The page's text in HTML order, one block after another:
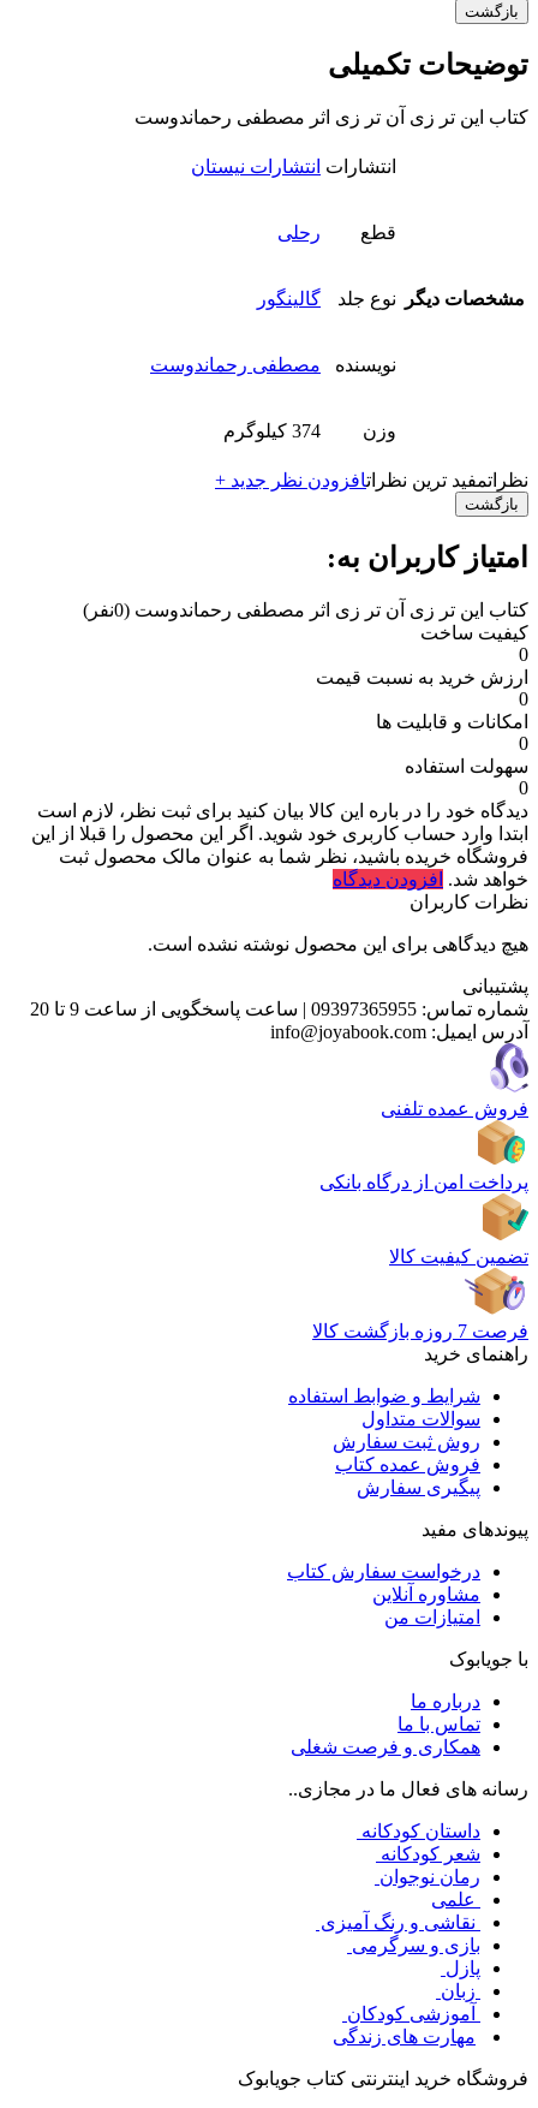
بازگشت
توضیحات تکمیلی
کتاب این تر زی آن تر زی اثر مصطفی رحماندوست
مشخصات دیگر
انتشارات انتشارات نیستان
قطع رحلی
نوع جلد گالینگور
نویسنده مصطفی رحماندوست
وزن 374 کیلوگرم
نظراتمفید ترین نظراتافزودن نظر جدید +
بازگشت
امتیاز کاربران به:
کتاب این تر زی آن تر زی اثر مصطفی رحماندوست (0نفر)
کیفیت ساخت
0
ارزش خرید به نسبت قیمت
0
امکانات و قابلیت ها
0
سهولت استفاده
0
دیدگاه خود را در باره این کالا بیان کنید برای ثبت نظر، لازم است
ابتدا وارد حساب کاربری خود شوید. اگر این محصول را قبلا از این
فروشگاه خریده باشید، نظر شما به عنوان مالک محصول ثبت
خواهد شد. افزودن دیدگاه
نظرات کاربران
هیچ دیدگاهی برای این محصول نوشته نشده است.
پشتیبانی
شماره تماس: 09397365955
| ساعت پاسخگویی از ساعت 9 تا 20
آدرس ایمیل: info@joyabook.com
فروش عمده تلفنی
پرداخت امن از درگاه بانکی
تضمین کیفیت کالا
فرصت 7 روزه بازگشت کالا
راهنمای خرید
شرایط و ضوابط استفاده
سوالات متداول
روش ثبت سفارش
فروش عمده کتاب
پیگیری سفارش
پیوندهای مفید
درخواست سفارش کتاب
مشاوره آنلاین
امتیازات من
با جویابوک
درباره ما
تماس با ما
همکاری و فرصت شغلی
رسانه های فعال ما در مجازی..
داستان کودکانه
شعر کودکانه
رمان نوجوان
علمی
نقاشی و رنگ آمیزی
بازی و سرگرمی
پازل
زبان
آموزشی کودکان
مهارت های زندگی
فروشگاه خرید اینترنتی کتاب جویابوک